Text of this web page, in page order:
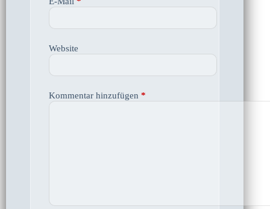
Website
Kommentar hinzufügen *